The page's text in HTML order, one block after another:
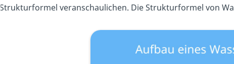
Strukturformel veranschaulichen. Die Strukturformel von